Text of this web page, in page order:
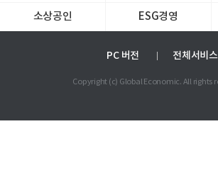
소상공인 ESG경영
PC 버전 전체서비스
Copyright (c) Global Economic. All rights